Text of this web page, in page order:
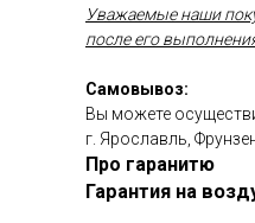
Уважаемые наши
после его
Самовывоз:
Вы можете
г. Ярославль,
Про гаранитю
Гарантия на